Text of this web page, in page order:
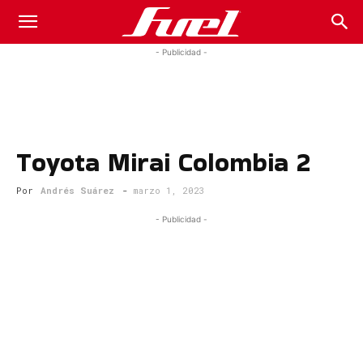
Fuel
Magazine
- Publicidad -
Toyota Mirai Colombia 2
Por Andrés Suárez - marzo 1, 2023
- Publicidad -